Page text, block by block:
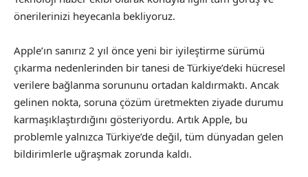
önerilerinizi heyecanla bekliyoruz.
Apple’ın sanırız 2 yıl önce yeni bir iyileştirme sürümü
çıkarma nedenlerinden bir tanesi de Türkiye’deki hücresel
verilere bağlanma sorununu ortadan kaldırmaktı. Ancak
gelinen nokta, soruna çözüm üretmekten ziyade durumu
karmaşıklaştırdığını gösteriyordu. Artık Apple, bu
problemle yalnızca Türkiye’de değil, tüm dünyadan gelen
bildirimlerle uğraşmak zorunda kaldı.